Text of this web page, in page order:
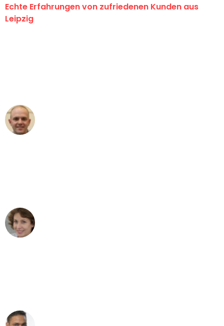
Echte Erfahrungen von zufriedenen Kunden aus
Leipzig